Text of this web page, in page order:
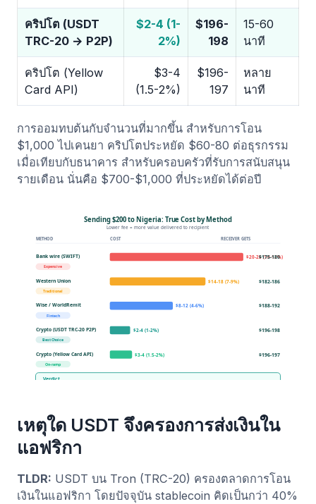
คริปโต (USDT
TRC-20 → P2P)
$2-4 (1-
2%)
$196-
198
15-60
นาที
คริปโต (Yellow
Card API)
$3-4
(1.5-2%)
$196-
197
หลาย
นาที
การออมทบต้นกับจำนวนที่มากขึ้น สำหรับการโอน
$1,000 ไปเคนยา คริปโตประหยัด $60-80 ต่อธุรกรรม
เมื่อเทียบกับธนาคาร สำหรับครอบครัวที่รับการสนับสนุน
รายเดือน นั่นคือ $700-$1,000 ที่ประหยัดได้ต่อปี
เหตุใด USDT จึงครองการส่งเงินใน
แอฟริกา
TLDR: USDT บน Tron (TRC-20) ครองตลาดการโอน
เงินในแอฟริกา โดยปัจจุบัน stablecoin คิดเป็นกว่า 40%